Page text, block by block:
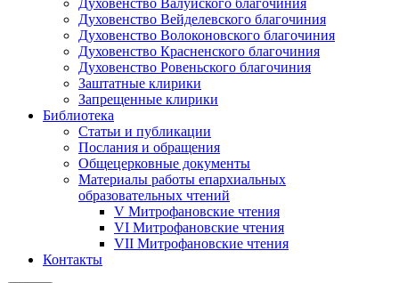
Духовенство Вейделевского благочиния
Духовенство Волоконовского благочиния
Духовенство Красненского благочиния
Духовенство Ровеньского благочиния
Заштатные клирики
Запрещенные клирики
Библиотека
Статьи и публикации
Послания и обращения
Общецерковные документы
Материалы работы епархиальных
образовательных чтений
V Митрофановские чтения
VI Митрофановские чтения
VII Митрофановские чтения
Контакты